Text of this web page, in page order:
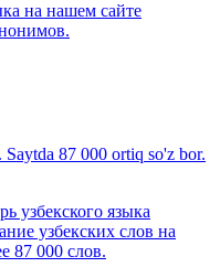
на нашем сайте
87 000 ortiq so'z bor.
узбекского языка
узбекских слов на
87 000 слов.